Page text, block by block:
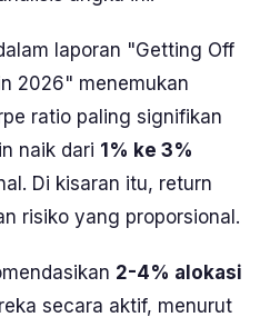
laporan "Getting Off
2026" menemukan
ratio paling signifikan
naik dari 1% ke 3%
Di kisaran itu, return
risiko yang proporsional.
2-4% alokasi
secara aktif, menurut